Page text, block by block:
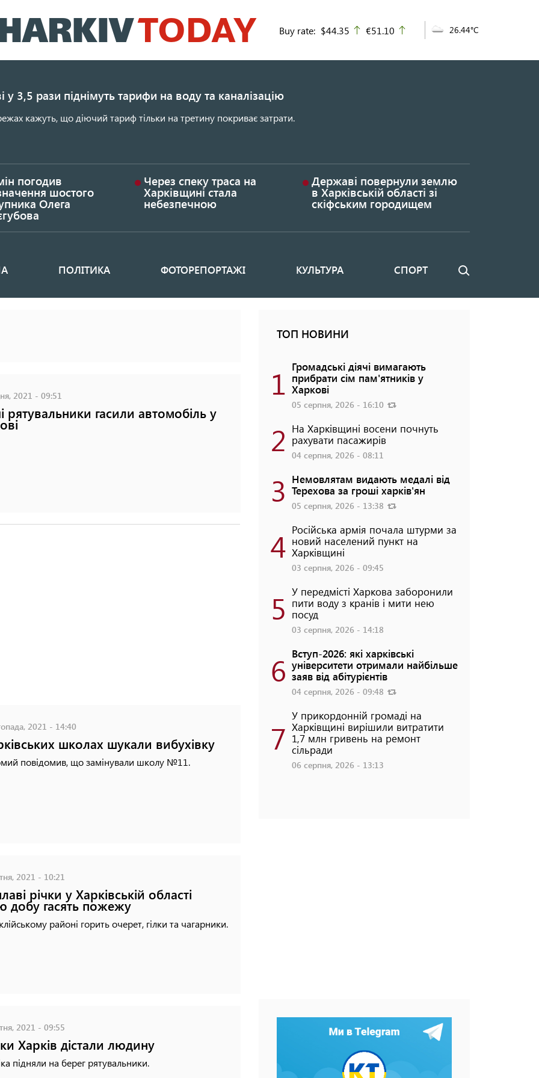
до
основного
Buy rate: $44.35 up
€51.10 26.44°C
у 3,5 рази піднімуть тарифи на воду та каналізацію
кажуть, що діючий тариф тільки на третину покриває затрати.
погодив
шостого
Олега
Через спеку траса на
Харківщині стала
небезпечною
Державі повернули землю
в Харківській області зі
скіфським городищем
ПОЛІТИКА ФОТОРЕПОРТАЖІ КУЛЬТУРА СПОРТ Пошук
2021 - 09:51
рятувальники гасили автомобіль у
2021 - 14:40
школах шукали вибухівку
повідомив, що замінували школу №11.
2021 - 10:21
річки у Харківській області
добу гасять пожежу
районі горить очерет, гілки та чагарники.
2021 - 09:55
Харків дістали людину
підняли на берег рятувальники.
ТОП НОВИНИ
1 Громадські діячі вимагають
прибрати сім пам'ятників у
Харкові
05 серпня, 2026 - 16:10
2 На Харківщині восени почнуть
рахувати пасажирів
04 серпня, 2026 - 08:11
3 Немовлятам видають медалі від
Терехова за гроші харків'ян
05 серпня, 2026 - 13:38
4 Російська армія почала штурми за
новий населений пункт на
Харківщині
03 серпня, 2026 - 09:45
5 У передмісті Харкова заборонили
пити воду з кранів і мити нею
посуд
03 серпня, 2026 - 14:18
6 Вступ-2026: які харківські
університети отримали найбільше
заяв від абітурієнтів
04 серпня, 2026 - 09:48
7
У прикордонній громаді на
Харківщині вирішили витратити
1,7 млн гривень на ремонт
сільради
06 серпня, 2026 - 13:13